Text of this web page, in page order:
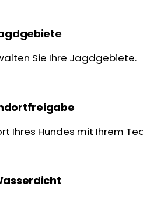
Sie Ihre Jagdgebiete.
Ihres Hundes mit Ihrem